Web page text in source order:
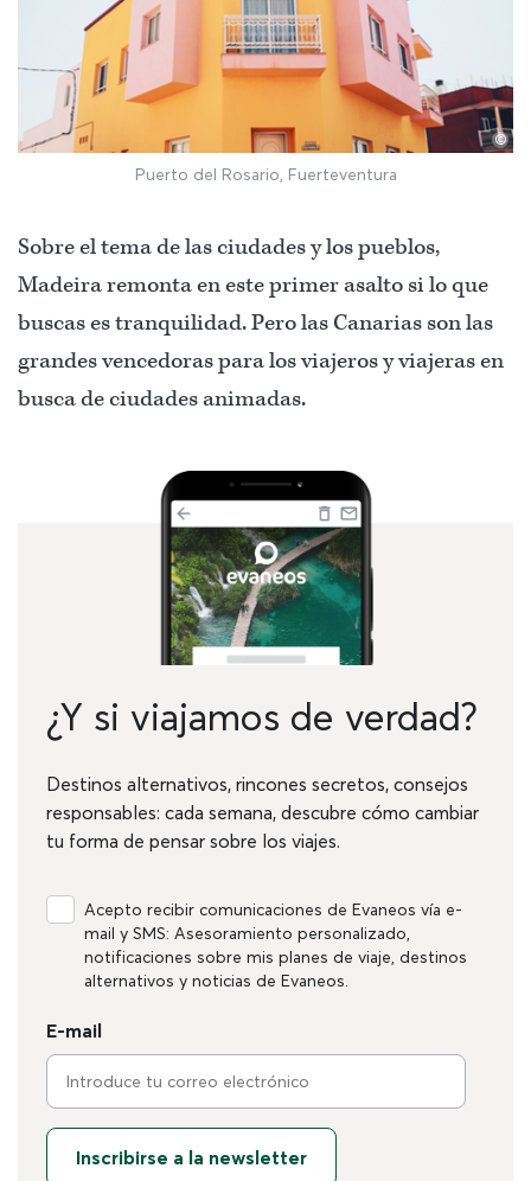
©
Puerto del Rosario, Fuerteventura
Sobre el tema de las ciudades y los pueblos,
Madeira remonta en este primer asalto si lo que
buscas es tranquilidad. Pero las Canarias son las
grandes vencedoras para los viajeros y viajeras en
busca de ciudades animadas.
¿Y si viajamos de verdad?
Destinos alternativos, rincones secretos, consejos
responsables: cada semana, descubre cómo cambiar
tu forma de pensar sobre los viajes.
Acepto recibir comunicaciones de Evaneos vía e-
mail y SMS: Asesoramiento personalizado,
notificaciones sobre mis planes de viaje, destinos
alternativos y noticias de Evaneos.
E-mail
Inscribirse a la newsletter